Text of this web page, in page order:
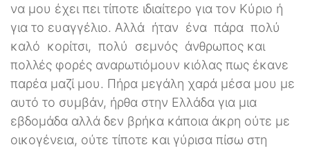
να μου έχει πει τίποτε ιδιαίτερο για τον Κύριο ή
για το ευαγγέλιο. Αλλά ήταν ένα πάρα πολύ
καλό κορίτσι, πολύ σεμνός άνθρωπος και
πολλές φορές αναρωτιόμουν κιόλας πως έκανε
παρέα μαζί μου. Πήρα μεγάλη χαρά μέσα μου με
αυτό το συμβάν, ήρθα στην Ελλάδα για μια
εβδομάδα αλλά δεν βρήκα κάποια άκρη ούτε με
οικογένεια, ούτε τίποτε και γύρισα πίσω στη